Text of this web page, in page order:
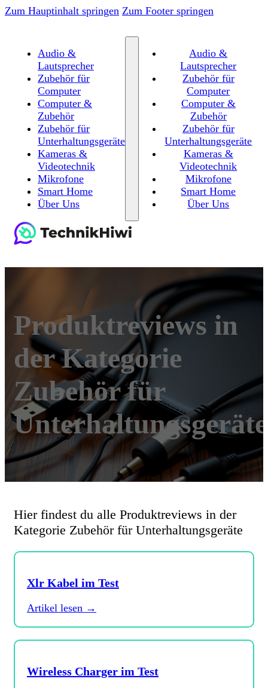
Zum Hauptinhalt springen Zum Footer springen
Audio &
Lautsprecher
Zubehör für
Computer
Computer &
Zubehör
Zubehör für
Unterhaltungsgeräte
Kameras &
Videotechnik
Mikrofone
Smart Home
Über Uns
Audio &
Lautsprecher
Zubehör für
Computer
Computer &
Zubehör
Zubehör für
Unterhaltungsgeräte
Kameras &
Videotechnik
Mikrofone
Smart Home
Über Uns
Produktreviews in
der Kategorie
Zubehör für
Unterhaltungsgeräte
Hier findest du alle Produktreviews in der
Kategorie Zubehör für Unterhaltungsgeräte
Xlr Kabel im Test
Artikel lesen →
Wireless Charger im Test